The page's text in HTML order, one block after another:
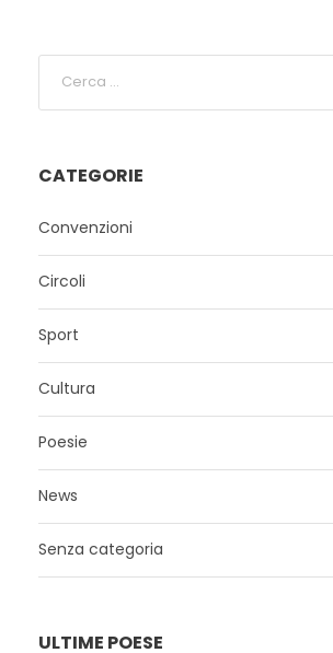
CATEGORIE
Convenzioni
Circoli
Sport
Cultura
Poesie
News
Senza categoria
ULTIME POESE